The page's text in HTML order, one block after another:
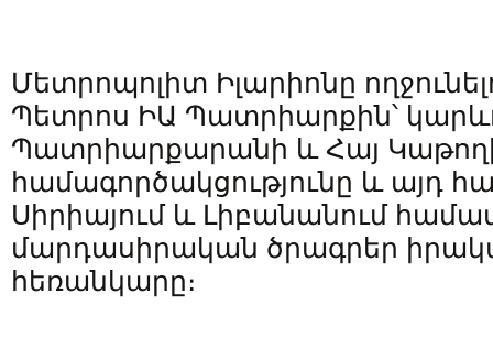
Մետրոպոլիտ Իլարիոնը
Պետրոս ԻԱ Պատրիարքին՝
Պատրիարքարանի և Հայ
համագործակցությունը և այդ
Սիրիայում և Լիբանանում
մարդասիրական ծրագրեր
հեռանկարը։